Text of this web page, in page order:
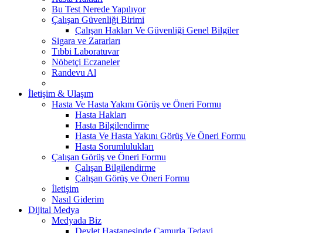
Bu Test Nerede Yapılıyor
Çalışan Güvenliği Birimi
Çalışan Hakları Ve Güvenliği Genel Bilgiler
Sigara ve Zararları
Tıbbi Laboratuvar
Nöbetçi Eczaneler
Randevu Al
İletişim & Ulaşım
Hasta Ve Hasta Yakını Görüş ve Öneri Formu
Hasta Hakları
Hasta Bilgilendirme
Hasta Ve Hasta Yakını Görüş Ve Öneri Formu
Hasta Sorumlulukları
Çalışan Görüş ve Öneri Formu
Çalışan Bilgilendirme
Çalışan Görüş ve Öneri Formu
İletişim
Nasıl Giderim
Dijital Medya
Medyada Biz
Devlet Hastanesinde Çamurla Tedavi